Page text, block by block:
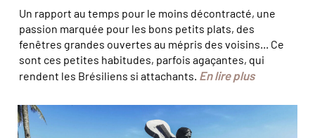
Un rapport au temps pour le moins décontracté, une
passion marquée pour les bons petits plats, des
fenêtres grandes ouvertes au mépris des voisins... Ce
sont ces petites habitudes, parfois agaçantes, qui
rendent les Brésiliens si attachants. En lire plus
Le long des plages, on peut trouver de nombreuses
statues, dont celle de Tom Jobim à Ipanema. © Frederic